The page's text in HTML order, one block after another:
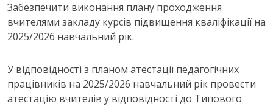
Забезпечити виконання плану проходження
вчителями закладу курсів підвищення кваліфікації на
2025/2026 навчальний рік.
У відповідності з планом атестації педагогічних
працівників на 2025/2026 навчальний рік провести
атестацію вчителів у відповідності до Типового